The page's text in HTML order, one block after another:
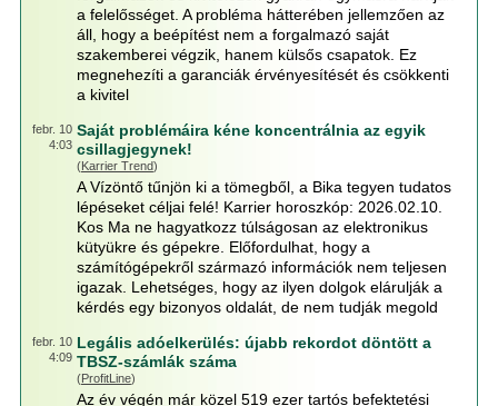
a felelősséget. A probléma hátterében jellemzően az
áll, hogy a beépítést nem a forgalmazó saját
szakemberei végzik, hanem külsős csapatok. Ez
megnehezíti a garanciák érvényesítését és csökkenti
a kivitel
febr. 10
4:03
Saját problémáira kéne koncentrálnia az egyik
csillagjegynek!
(Karrier Trend)
A Vízöntő tűnjön ki a tömegből, a Bika tegyen tudatos
lépéseket céljai felé! Karrier horoszkóp: 2026.02.10.
Kos Ma ne hagyatkozz túlságosan az elektronikus
kütyükre és gépekre. Előfordulhat, hogy a
számítógépekről származó információk nem teljesen
igazak. Lehetséges, hogy az ilyen dolgok elárulják a
kérdés egy bizonyos oldalát, de nem tudják megold
febr. 10
4:09
Legális adóelkerülés: újabb rekordot döntött a
TBSZ-számlák száma
(ProfitLine)
Az év végén már közel 519 ezer tartós befektetési